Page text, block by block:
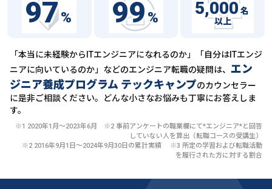
97% 99% 5,000 名
以上
「本当に未経験からITエンジニアになれるのか」「自分はITエンジ
ニアに向いているのか」などのエンジニア転職の疑問は、 エン
ジニア養成プログラム テックキャンプのカウンセラー
に是非ご相談ください。どんな小さなお悩みも丁寧にお答えしま
す。
※1 2020年1月〜2023年6月 ※2 事前アンケートの職業欄にて*エンジニア*と回答
していない人を算出（転職コースの受講生）
※2 2016年9月1日〜2024年9月30日の累計実績 ※3 所定の学習および転職活動
を履行された方に対する割合